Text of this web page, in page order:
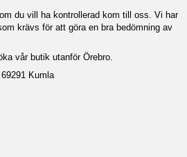
du vill ha kontrollerad kom till oss. Vi har
krävs för att göra en bra bedömning av
vår butik utanför Örebro.
Kumla